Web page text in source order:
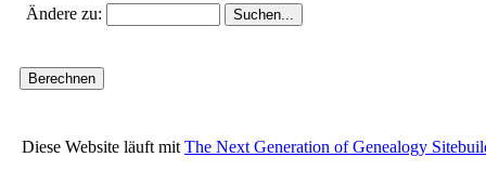
Ändere zu:
Diese Website läuft mit The Next Generation of Genealogy